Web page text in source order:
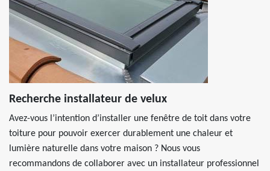
Recherche installateur de velux
Avez-vous l’intention d’installer une fenêtre de toit dans votre
toiture pour pouvoir exercer durablement une chaleur et
lumière naturelle dans votre maison ? Nous vous
recommandons de collaborer avec un installateur professionnel